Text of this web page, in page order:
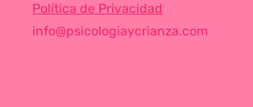
Política de Privacidad
info@psicologiaycrianza.com